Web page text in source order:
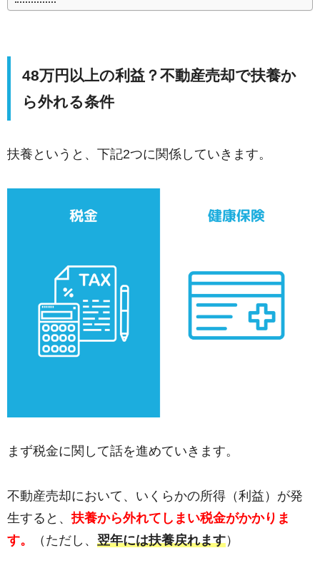
48万円以上の利益？不動産売却で扶養か
ら外れる条件
扶養というと、下記2つに関係していきます。
まず税金に関して話を進めていきます。
不動産売却において、いくらかの所得（利益）が発
生すると、扶養から外れてしまい税金がかかりま
す。
（ただし、 翌年には扶養戻れます）